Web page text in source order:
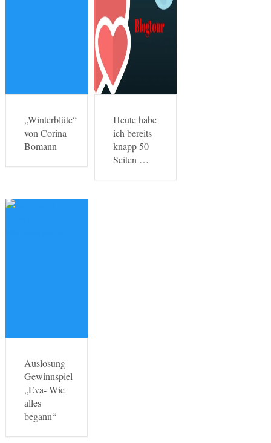
„Winterblüte“
von Corina
Bomann
Heute habe
ich bereits
knapp 50
Seiten …
Auslosung
Gewinnspiel
„Eva- Wie
alles
begann“